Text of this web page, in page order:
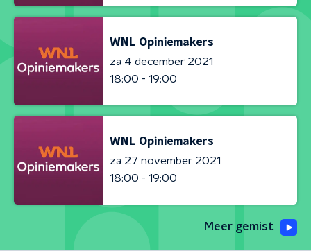
WNL Opiniemakers
za 4 december 2021
18:00 - 19:00
WNL Opiniemakers
za 27 november 2021
18:00 - 19:00
Meer gemist